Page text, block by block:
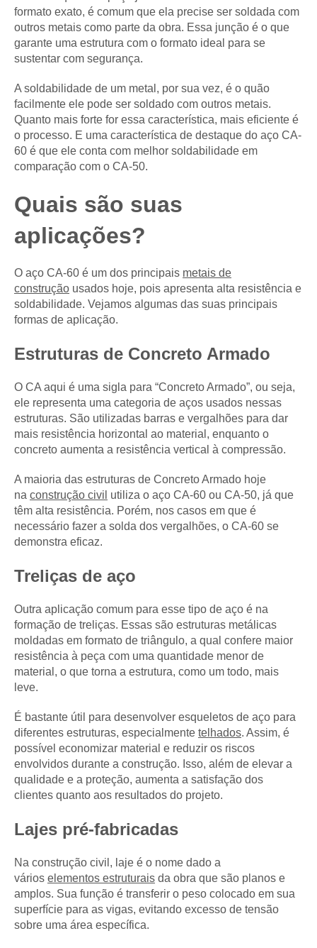
formato exato, é comum que ela precise ser soldada com
outros metais como parte da obra. Essa junção é o que
garante uma estrutura com o formato ideal para se
sustentar com segurança.
A soldabilidade de um metal, por sua vez, é o quão
facilmente ele pode ser soldado com outros metais.
Quanto mais forte for essa característica, mais eficiente é
o processo. E uma característica de destaque do aço CA-
60 é que ele conta com melhor soldabilidade em
comparação com o CA-50.
Quais são suas
aplicações?
O aço CA-60 é um dos principais metais de
construção usados hoje, pois apresenta alta resistência e
soldabilidade. Vejamos algumas das suas principais
formas de aplicação.
Estruturas de Concreto Armado
O CA aqui é uma sigla para “Concreto Armado”, ou seja,
ele representa uma categoria de aços usados nessas
estruturas. São utilizadas barras e vergalhões para dar
mais resistência horizontal ao material, enquanto o
concreto aumenta a resistência vertical à compressão.
A maioria das estruturas de Concreto Armado hoje
na construção civil utiliza o aço CA-60 ou CA-50, já que
têm alta resistência. Porém, nos casos em que é
necessário fazer a solda dos vergalhões, o CA-60 se
demonstra eficaz.
Treliças de aço
Outra aplicação comum para esse tipo de aço é na
formação de treliças. Essas são estruturas metálicas
moldadas em formato de triângulo, a qual confere maior
resistência à peça com uma quantidade menor de
material, o que torna a estrutura, como um todo, mais
leve.
É bastante útil para desenvolver esqueletos de aço para
diferentes estruturas, especialmente telhados. Assim, é
possível economizar material e reduzir os riscos
envolvidos durante a construção. Isso, além de elevar a
qualidade e a proteção, aumenta a satisfação dos
clientes quanto aos resultados do projeto.
Lajes pré-fabricadas
Na construção civil, laje é o nome dado a
vários elementos estruturais da obra que são planos e
amplos. Sua função é transferir o peso colocado em sua
superfície para as vigas, evitando excesso de tensão
sobre uma área específica.